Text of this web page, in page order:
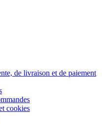
de livraison et de paiement
cookies